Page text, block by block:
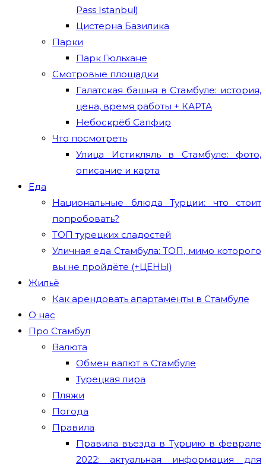
Pass Istanbul)
Цистерна Базилика
Парки
Парк Гюльхане
Смотровые площадки
Галатская башня в Стамбуле: история,
цена, время работы + КАРТА
Небоскрёб Сапфир
Что посмотреть
Улица Истикляль в Стамбуле: фото,
описание и карта
Еда
Национальные блюда Турции: что стоит
попробовать?
ТОП турецких сладостей
Уличная еда Стамбула: ТОП, мимо которого
вы не пройдёте (+ЦЕНЫ)
Жильё
Как арендовать апартаменты в Стамбуле
О нас
Про Стамбул
Валюта
Обмен валют в Стамбуле
Турецкая лира
Пляжи
Погода
Правила
Правила въезда в Турцию в феврале
2022: актуальная информация для